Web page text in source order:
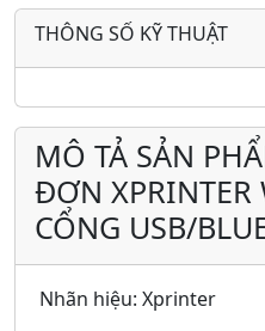
THÔNG SỐ KỸ THUẬT
MÔ TẢ SẢN
ĐƠN
CỔNG USB/
Nhãn hiệu: Xprinter